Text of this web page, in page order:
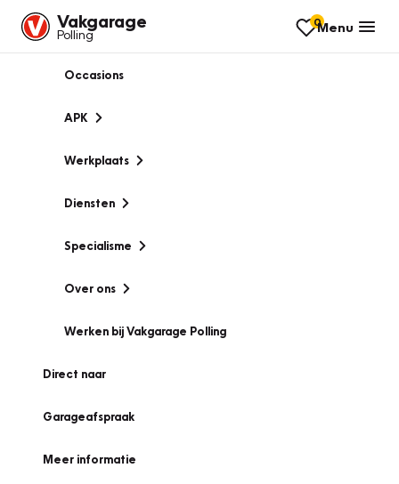
Vakgarage
Polling
0Menu
Occasions
APK
Werkplaats
Diensten
Specialisme
Over ons
Werken bij Vakgarage Polling
Direct naar
Garageafspraak
Meer informatie